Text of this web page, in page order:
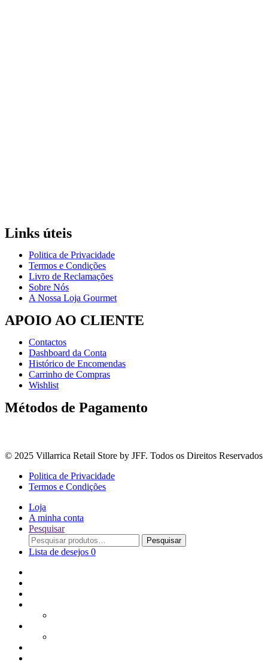
Links úteis
Politica de Privacidade
Termos e Condições
Livro de Reclamações
Sobre Nós
A Nossa Loja Gourmet
APOIO AO CLIENTE
Contactos
Dashboard da Conta
Histórico de Encomendas
Carrinho de Compras
Wishlist
Métodos de Pagamento
© 2025 Villarrica Retail Store by JFF. Todos os Direitos Reservados
Politica de Privacidade
Termos e Condições
Loja
A minha conta
Pesquisar
Procurar
por:
Pesquisar
Lista de desejos 0